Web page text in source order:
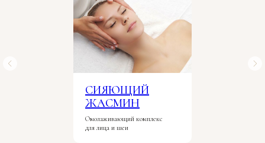
СИЯЮЩИЙ
ЖАСМИН
Омолаживающий комплекс
для лица и шеи